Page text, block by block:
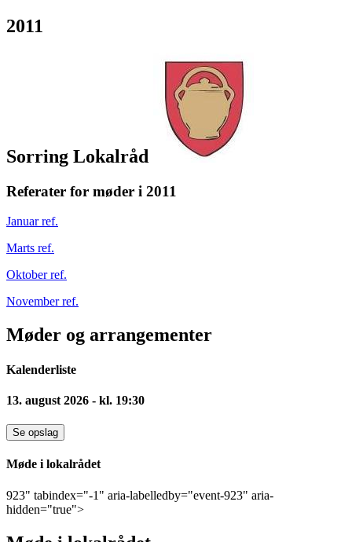
2011
Sorring Lokalråd
Referater for møder i 2011
Januar ref.
Marts ref.
Oktober ref.
November ref.
Møder og arrangementer
Kalenderliste
13. august 2026 - kl. 19:30
Se opslag
Møde i lokalrådet
923" tabindex="-1" aria-labelledby="event-923" aria-
hidden="true">